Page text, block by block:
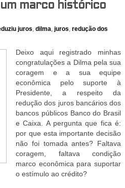
um marco histórico
juros, dilma, juros, redução dos
Deixo aqui registrado minhas
congratulações a Dilma pela sua
coragem e a sua equipe
econômica pelo suporte à
Presidente, a respeito da
redução dos juros bancários dos
bancos públicos Banco do Brasil
e Caixa. A pergunta que fica é:
por que esta importante decisão
não foi tomada antes? Faltava
coragem, faltava condição
marco econômica para suportar
o estímulo ao crédito?